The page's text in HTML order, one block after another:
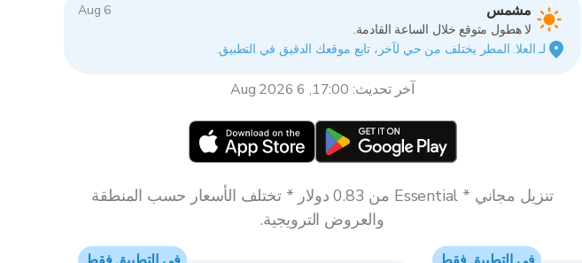
مشمس
6 Aug
لا هطول متوقع خلال الساعة القادمة.
لـ العلا. المطر يختلف من حي لآخر، تابع موقعك الدقيق في التطبيق.
آخر تحديث: 17:00, 6 Aug 2026
تنزيل مجاني * Essential من 0.83 دولار * تختلف الأسعار حسب المنطقة
والعروض الترويجية.